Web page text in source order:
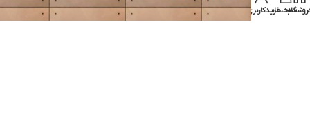
سبد خرید
حساب کاربری من